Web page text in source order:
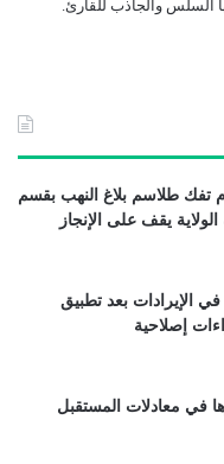
السلس والجاذب للقارئ.
تفك طلاسم بلاغ النهب بقسم
يقف على الإنجاز
في الإيرادات بعد تطبيق
إصلاحية
في معادلات المستقبل